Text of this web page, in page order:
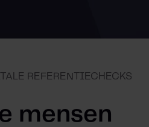
REFERENTIECHECKS
mensen